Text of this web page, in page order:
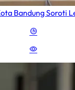
Bandung Soroti